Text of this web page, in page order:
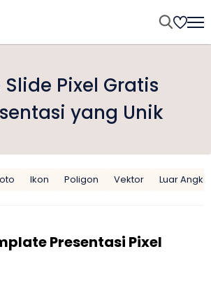
Pixel Gratis
yang Unik
Ikon Poligon Vektor Luar
Presentasi Pixel